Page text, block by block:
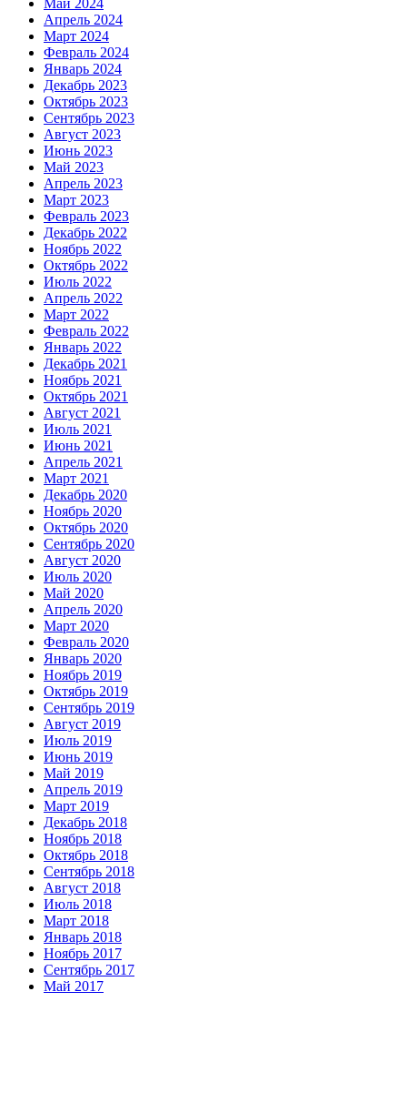
Апрель 2024
Март 2024
Февраль 2024
Январь 2024
Декабрь 2023
Октябрь 2023
Сентябрь 2023
Август 2023
Июнь 2023
Май 2023
Апрель 2023
Март 2023
Февраль 2023
Декабрь 2022
Ноябрь 2022
Октябрь 2022
Июль 2022
Апрель 2022
Март 2022
Февраль 2022
Январь 2022
Декабрь 2021
Ноябрь 2021
Октябрь 2021
Август 2021
Июль 2021
Июнь 2021
Апрель 2021
Март 2021
Декабрь 2020
Ноябрь 2020
Октябрь 2020
Сентябрь 2020
Август 2020
Июль 2020
Май 2020
Апрель 2020
Март 2020
Февраль 2020
Январь 2020
Ноябрь 2019
Октябрь 2019
Сентябрь 2019
Август 2019
Июль 2019
Июнь 2019
Май 2019
Апрель 2019
Март 2019
Декабрь 2018
Ноябрь 2018
Октябрь 2018
Сентябрь 2018
Август 2018
Июль 2018
Март 2018
Январь 2018
Ноябрь 2017
Сентябрь 2017
Май 2017